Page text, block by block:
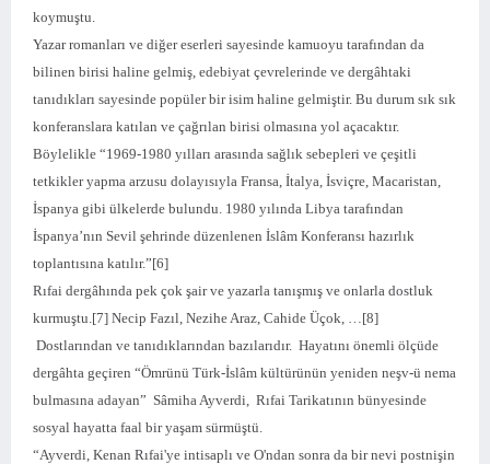
koymuştu.
Yazar romanları ve diğer eserleri sayesinde kamuoyu tarafından da
bilinen birisi haline gelmiş, edebiyat çevrelerinde ve dergâhtaki
tanıdıkları sayesinde popüler bir isim haline gelmiştir. Bu durum sık sık
konferanslara katılan ve çağrılan birisi olmasına yol açacaktır.
Böylelikle “1969-1980 yılları arasında sağlık sebepleri ve çeşitli
tetkikler yapma arzusu dolayısıyla Fransa, İtalya, İsviçre, Macaristan,
İspanya gibi ülkelerde bulundu. 1980 yılında Libya tarafından
İspanya’nın Sevil şehrinde düzenlenen İslâm Konferansı hazırlık
toplantısına katılır.”[6]
Rıfai dergâhında pek çok şair ve yazarla tanışmış ve onlarla dostluk
kurmuştu.[7] Necip Fazıl, Nezihe Araz, Cahide Üçok, …[8]
Dostlarından ve tanıdıklarından bazılarıdır. Hayatını önemli ölçüde
dergâhta geçiren “Ömrünü Türk-İslâm kültürünün yeniden neşv-ü nema
bulmasına adayan” Sâmiha Ayverdi, Rıfai Tarikatının bünyesinde
sosyal hayatta faal bir yaşam sürmüştü.
“Ayverdi, Kenan Rıfai'ye intisaplı ve O'ndan sonra da bir nevi postnişin